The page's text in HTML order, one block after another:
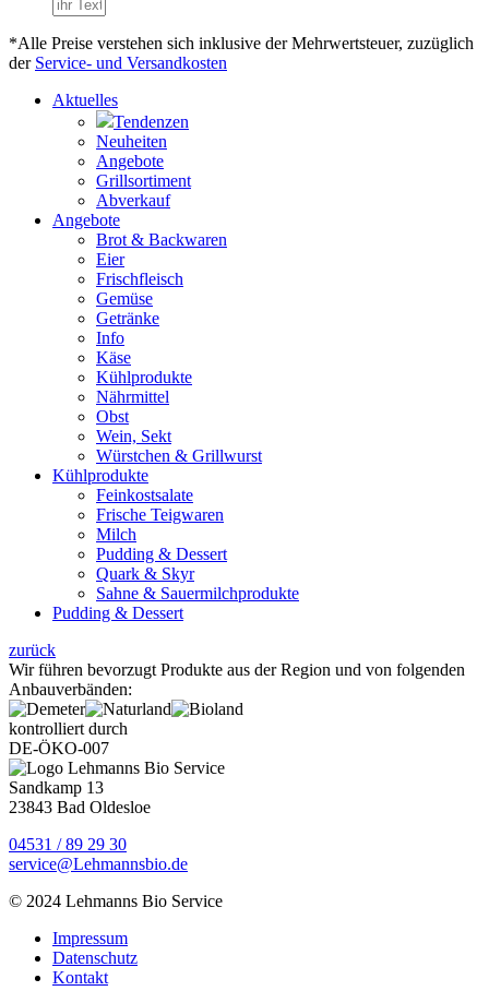
*Alle Preise verstehen sich inklusive der Mehrwertsteuer, zuzüglich
der Service- und Versandkosten
Aktuelles
Tendenzen
Neuheiten
Angebote
Grillsortiment
Abverkauf
Angebote
Brot & Backwaren
Eier
Frischfleisch
Gemüse
Getränke
Info
Käse
Kühlprodukte
Nährmittel
Obst
Wein, Sekt
Würstchen & Grillwurst
Kühlprodukte
Feinkostsalate
Frische Teigwaren
Milch
Pudding & Dessert
Quark & Skyr
Sahne & Sauermilchprodukte
Pudding & Dessert
zurück
Wir führen bevorzugt Produkte aus der Region und von folgenden
Anbauverbänden:
kontrolliert durch
DE-ÖKO-007
Sandkamp 13
23843 Bad Oldesloe
04531 / 89 29 30
service@Lehmannsbio.de
© 2024 Lehmanns Bio Service
Impressum
Datenschutz
Kontakt